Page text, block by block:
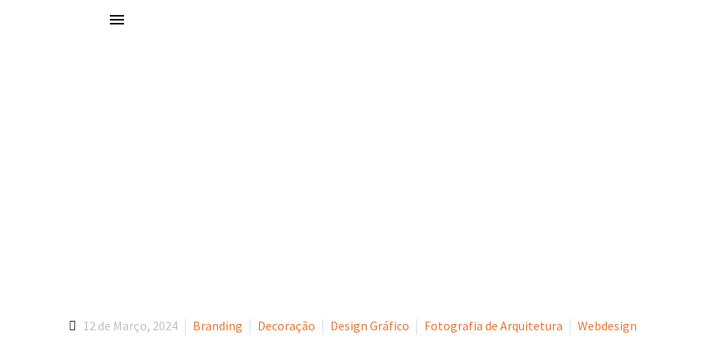
12 de Março, 2024 Branding Decoração Design Gráfico Fotografia de Arquitetura Webdesign